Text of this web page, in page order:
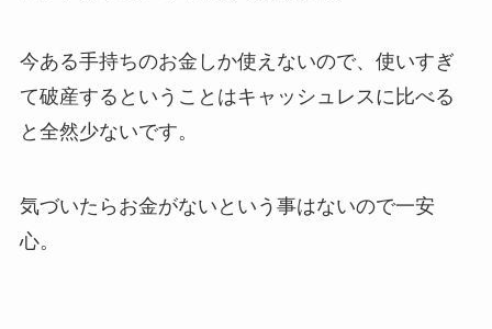
今ある手持ちのお金しか使えないので、使いすぎ
て破産するということはキャッシュレスに比べる
と全然少ないです。
気づいたらお金がないという事はないので一安
心。